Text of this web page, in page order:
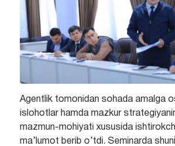
Agentlik tomonidan sohada amalga
islohotlar hamda mazkur
mazmun-mohiyati xususida
ma’lumot berib o‘tdi. Seminarda